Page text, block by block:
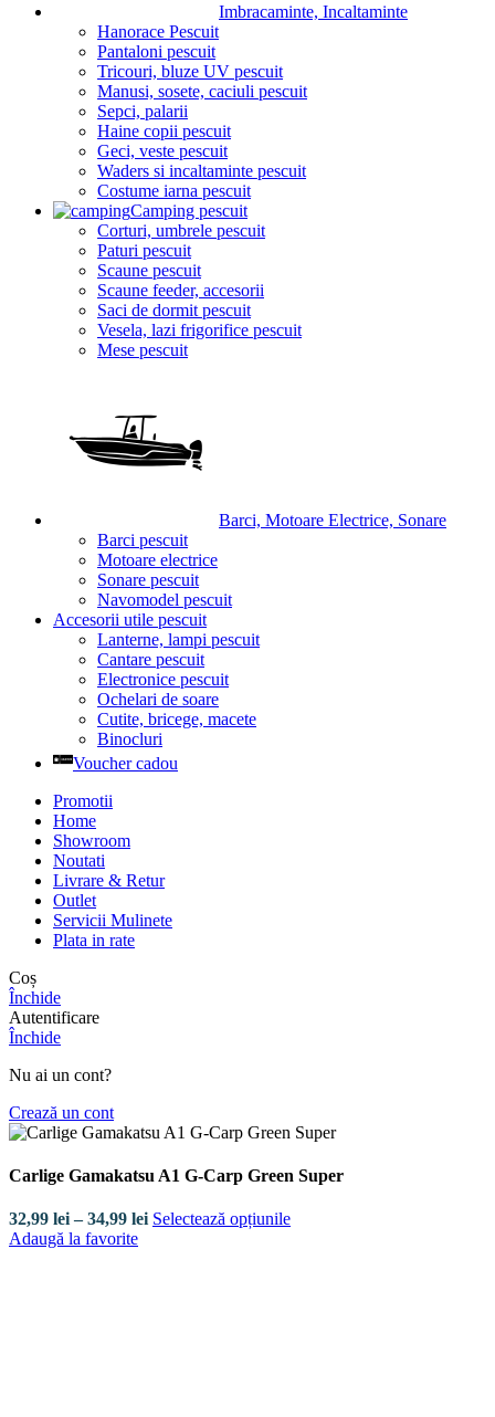
Imbracaminte, Incaltaminte
Hanorace Pescuit
Pantaloni pescuit
Tricouri, bluze UV pescuit
Manusi, sosete, caciuli pescuit
Sepci, palarii
Haine copii pescuit
Geci, veste pescuit
Waders si incaltaminte pescuit
Costume iarna pescuit
Camping pescuit
Corturi, umbrele pescuit
Paturi pescuit
Scaune pescuit
Scaune feeder, accesorii
Saci de dormit pescuit
Vesela, lazi frigorifice pescuit
Mese pescuit
Barci, Motoare Electrice, Sonare
Barci pescuit
Motoare electrice
Sonare pescuit
Navomodel pescuit
Accesorii utile pescuit
Lanterne, lampi pescuit
Cantare pescuit
Electronice pescuit
Ochelari de soare
Cutite, bricege, macete
Binocluri
Voucher cadou
Promotii
Home
Showroom
Noutati
Livrare & Retur
Outlet
Servicii Mulinete
Plata in rate
Coș
Închide
Autentificare
Închide
Nu ai un cont?
Crează un cont
Carlige Gamakatsu A1 G-Carp Green Super
32,99 lei – 34,99 leiInterval
Selectează opțiunile
Adaugă la favorite